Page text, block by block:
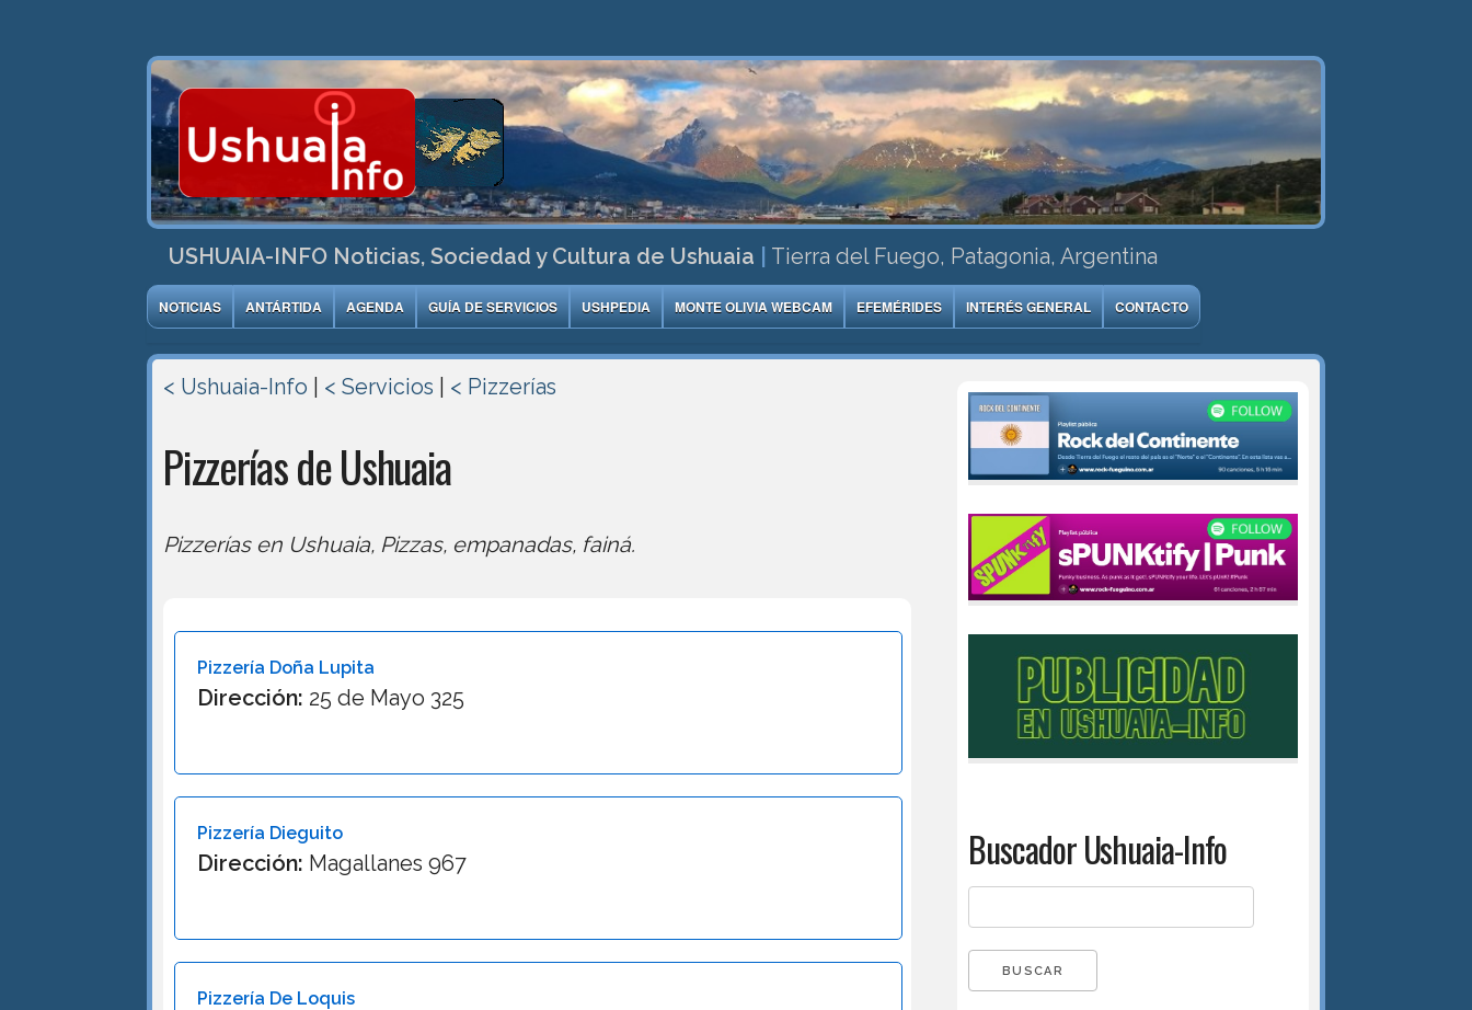
USHUAIA-INFO Noticias, Sociedad y Cultura de Ushuaia Tierra del Fuego, Patagonia, Argentina
NOTICIAS ANTÁRTIDA AGENDA GUÍA DE SERVICIOS USHPEDIA MONTE OLIVIA WEBCAM EFEMÉRIDES INTERÉS GENERAL CONTACTO
< Ushuaia-Info < Servicios < Pizzerías
Pizzerías de Ushuaia
Pizzerías en Ushuaia, Pizzas, empanadas, fainá.
Pizzería Doña Lupita
Dirección: 25 de Mayo 325
Pizzería Dieguito
Dirección: Magallanes 967
Pizzería De Loquis
Buscador Ushuaia-Info